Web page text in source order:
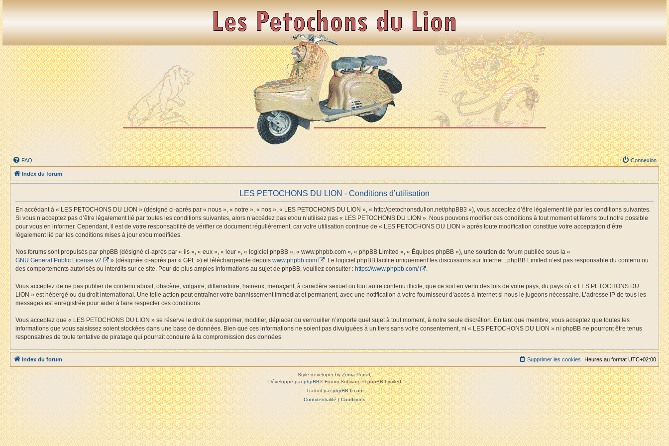
FAQ Connexion
Index du forum
LES PETOCHONS DU LION - Conditions d’utilisation
En accédant à « LES PETOCHONS DU LION » (désigné ci-après par « nous », « notre », « nos », « LES PETOCHONS DU LION », « http://petochonsdulion.net/phpBB3 »), vous acceptez d’être légalement lié par les conditions suivantes.
Si vous n’acceptez pas d’être légalement lié par toutes les conditions suivantes, alors n’accédez pas et/ou n’utilisez pas « LES PETOCHONS DU LION ». Nous pouvons modifier ces conditions à tout moment et ferons tout notre possible
pour vous en informer. Cependant, il est de votre responsabilité de vérifier ce document régulièrement, car votre utilisation continue de « LES PETOCHONS DU LION » après toute modification constitue votre acceptation d’être
légalement lié par les conditions mises à jour et/ou modifiées.
Nos forums sont propulsés par phpBB (désigné ci-après par « ils », « eux », « leur », « logiciel phpBB », « www.phpbb.com », « phpBB Limited », « Équipes phpBB »), une solution de forum publiée sous la «
GNU General Public License v2
» (désignée ci-après par « GPL ») et téléchargeable depuis www.phpbb.com
. Le logiciel phpBB facilite uniquement les discussions sur Internet ; phpBB Limited n’est pas responsable du contenu ou
des comportements autorisés ou interdits sur ce site. Pour de plus amples informations au sujet de phpBB, veuillez consulter : https://www.phpbb.com/ .
Vous acceptez de ne pas publier de contenu abusif, obscène, vulgaire, diffamatoire, haineux, menaçant, à caractère sexuel ou tout autre contenu illicite, que ce soit en vertu des lois de votre pays, du pays où « LES PETOCHONS DU
LION » est hébergé ou du droit international. Une telle action peut entraîner votre bannissement immédiat et permanent, avec une notification à votre fournisseur d’accès à Internet si nous le jugeons nécessaire. L’adresse IP de tous les
messages est enregistrée pour aider à faire respecter ces conditions.
Vous acceptez que « LES PETOCHONS DU LION » se réserve le droit de supprimer, modifier, déplacer ou verrouiller n’importe quel sujet à tout moment, à notre seule discrétion. En tant que membre, vous acceptez que toutes les
informations que vous saisissez soient stockées dans une base de données. Bien que ces informations ne soient pas divulguées à un tiers sans votre consentement, ni « LES PETOCHONS DU LION » ni phpBB ne pourront être tenus
responsables de toute tentative de piratage qui pourrait conduire à la compromission des données.
Index du forum Heures au format UTC+02:00
Supprimer les cookies
Style developer byZuma Portal,
Développé parphpBB® Forum Software © phpBB Limited
Traduit parphpBB-fr.com
Confidentialité|Conditions